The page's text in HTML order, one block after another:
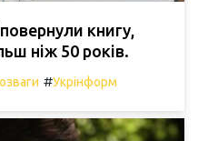
книгу,
ніж 50 років.
#Укрінформ